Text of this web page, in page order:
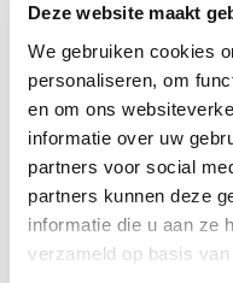
Deze website maakt
We gebruiken cookies
personaliseren, om
en om ons
informatie over uw
partners voor social
partners kunnen deze
informatie die u aan ze
verzameld op basis
vanaf € 999,- Excl.
Klantenservice
Telefonisch, pere-